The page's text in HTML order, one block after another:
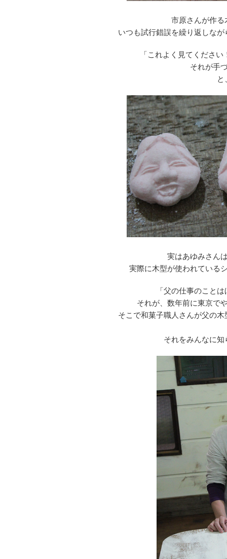
市原さんが作る
いつも試行錯誤を繰り返しな
「これよく見てくださ
それが手
と
実はあゆみさん
実際に木型が使われている
「父の仕事のこと
それが、数年前に東京で
そこで和菓子職人さんが父の
それをみんなに